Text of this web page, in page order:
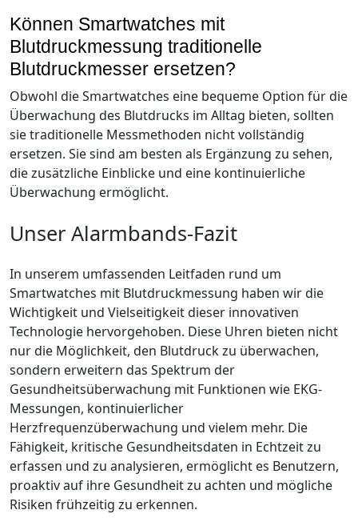
Können Smartwatches mit
Blutdruckmessung traditionelle
Blutdruckmesser ersetzen?
Obwohl die Smartwatches eine bequeme Option für die
Überwachung des Blutdrucks im Alltag bieten, sollten
sie traditionelle Messmethoden nicht vollständig
ersetzen. Sie sind am besten als Ergänzung zu sehen,
die zusätzliche Einblicke und eine kontinuierliche
Überwachung ermöglicht.
Unser Alarmbands-Fazit
In unserem umfassenden Leitfaden rund um
Smartwatches mit Blutdruckmessung haben wir die
Wichtigkeit und Vielseitigkeit dieser innovativen
Technologie hervorgehoben. Diese Uhren bieten nicht
nur die Möglichkeit, den Blutdruck zu überwachen,
sondern erweitern das Spektrum der
Gesundheitsüberwachung mit Funktionen wie EKG-
Messungen, kontinuierlicher
Herzfrequenzüberwachung und vielem mehr. Die
Fähigkeit, kritische Gesundheitsdaten in Echtzeit zu
erfassen und zu analysieren, ermöglicht es Benutzern,
proaktiv auf ihre Gesundheit zu achten und mögliche
Risiken frühzeitig zu erkennen.